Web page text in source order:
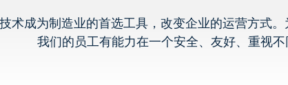
术成为制造业的首选工具，改变企业的运营方式
我们的员工有能力在一个安全、友好、重视